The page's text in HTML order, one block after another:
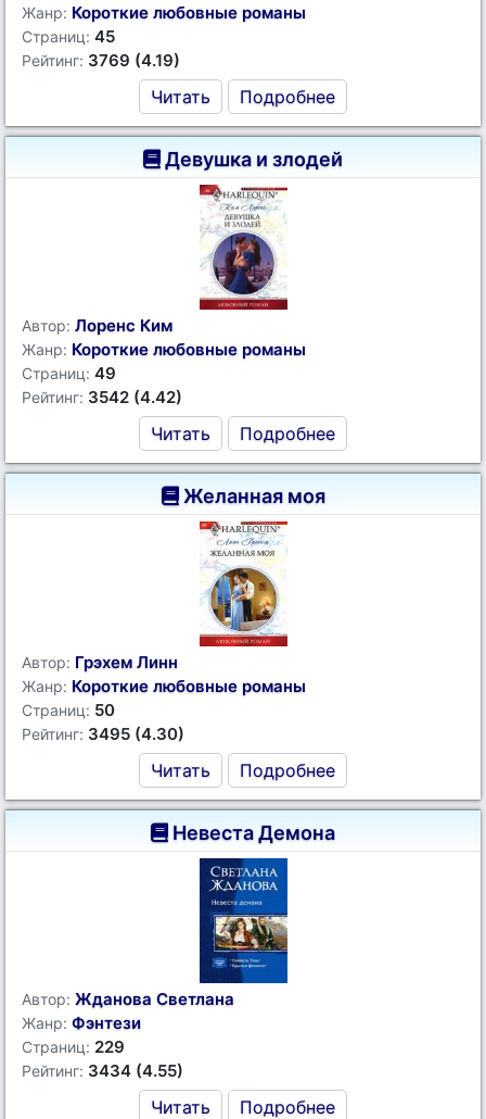
Жанр: Короткие любовные романы
Страниц: 45
Рейтинг: 3769 (4.19)
Читать Подробнее
Девушка и злодей
Автор: Лоренс Ким
Жанр: Короткие любовные романы
Страниц: 49
Рейтинг: 3542 (4.42)
Читать Подробнее
Желанная моя
Автор: Грэхем Линн
Жанр: Короткие любовные романы
Страниц: 50
Рейтинг: 3495 (4.30)
Читать Подробнее
Невеста Демона
Автор: Жданова Светлана
Жанр: Фэнтези
Страниц: 229
Рейтинг: 3434 (4.55)
Читать Подробнее